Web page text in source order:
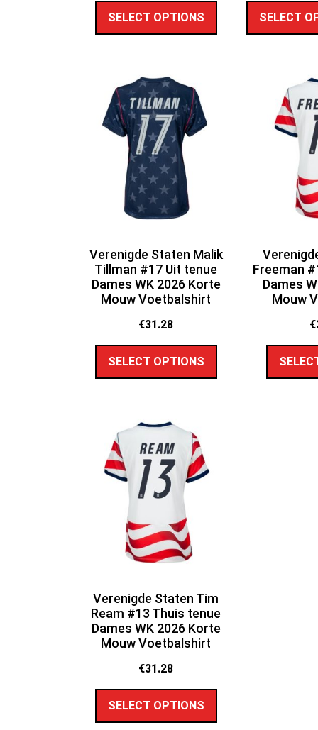
SELECT OPTIONS SELECT
Verenigde Staten Malik
Tillman #17 Uit tenue
Dames WK 2026 Korte
Mouw Voetbalshirt
€31.28
SELECT OPTIONS
Freeman
Dames
Mouw
€
Verenigde Staten Tim
Ream #13 Thuis tenue
Dames WK 2026 Korte
Mouw Voetbalshirt
€31.28
SELECT OPTIONS